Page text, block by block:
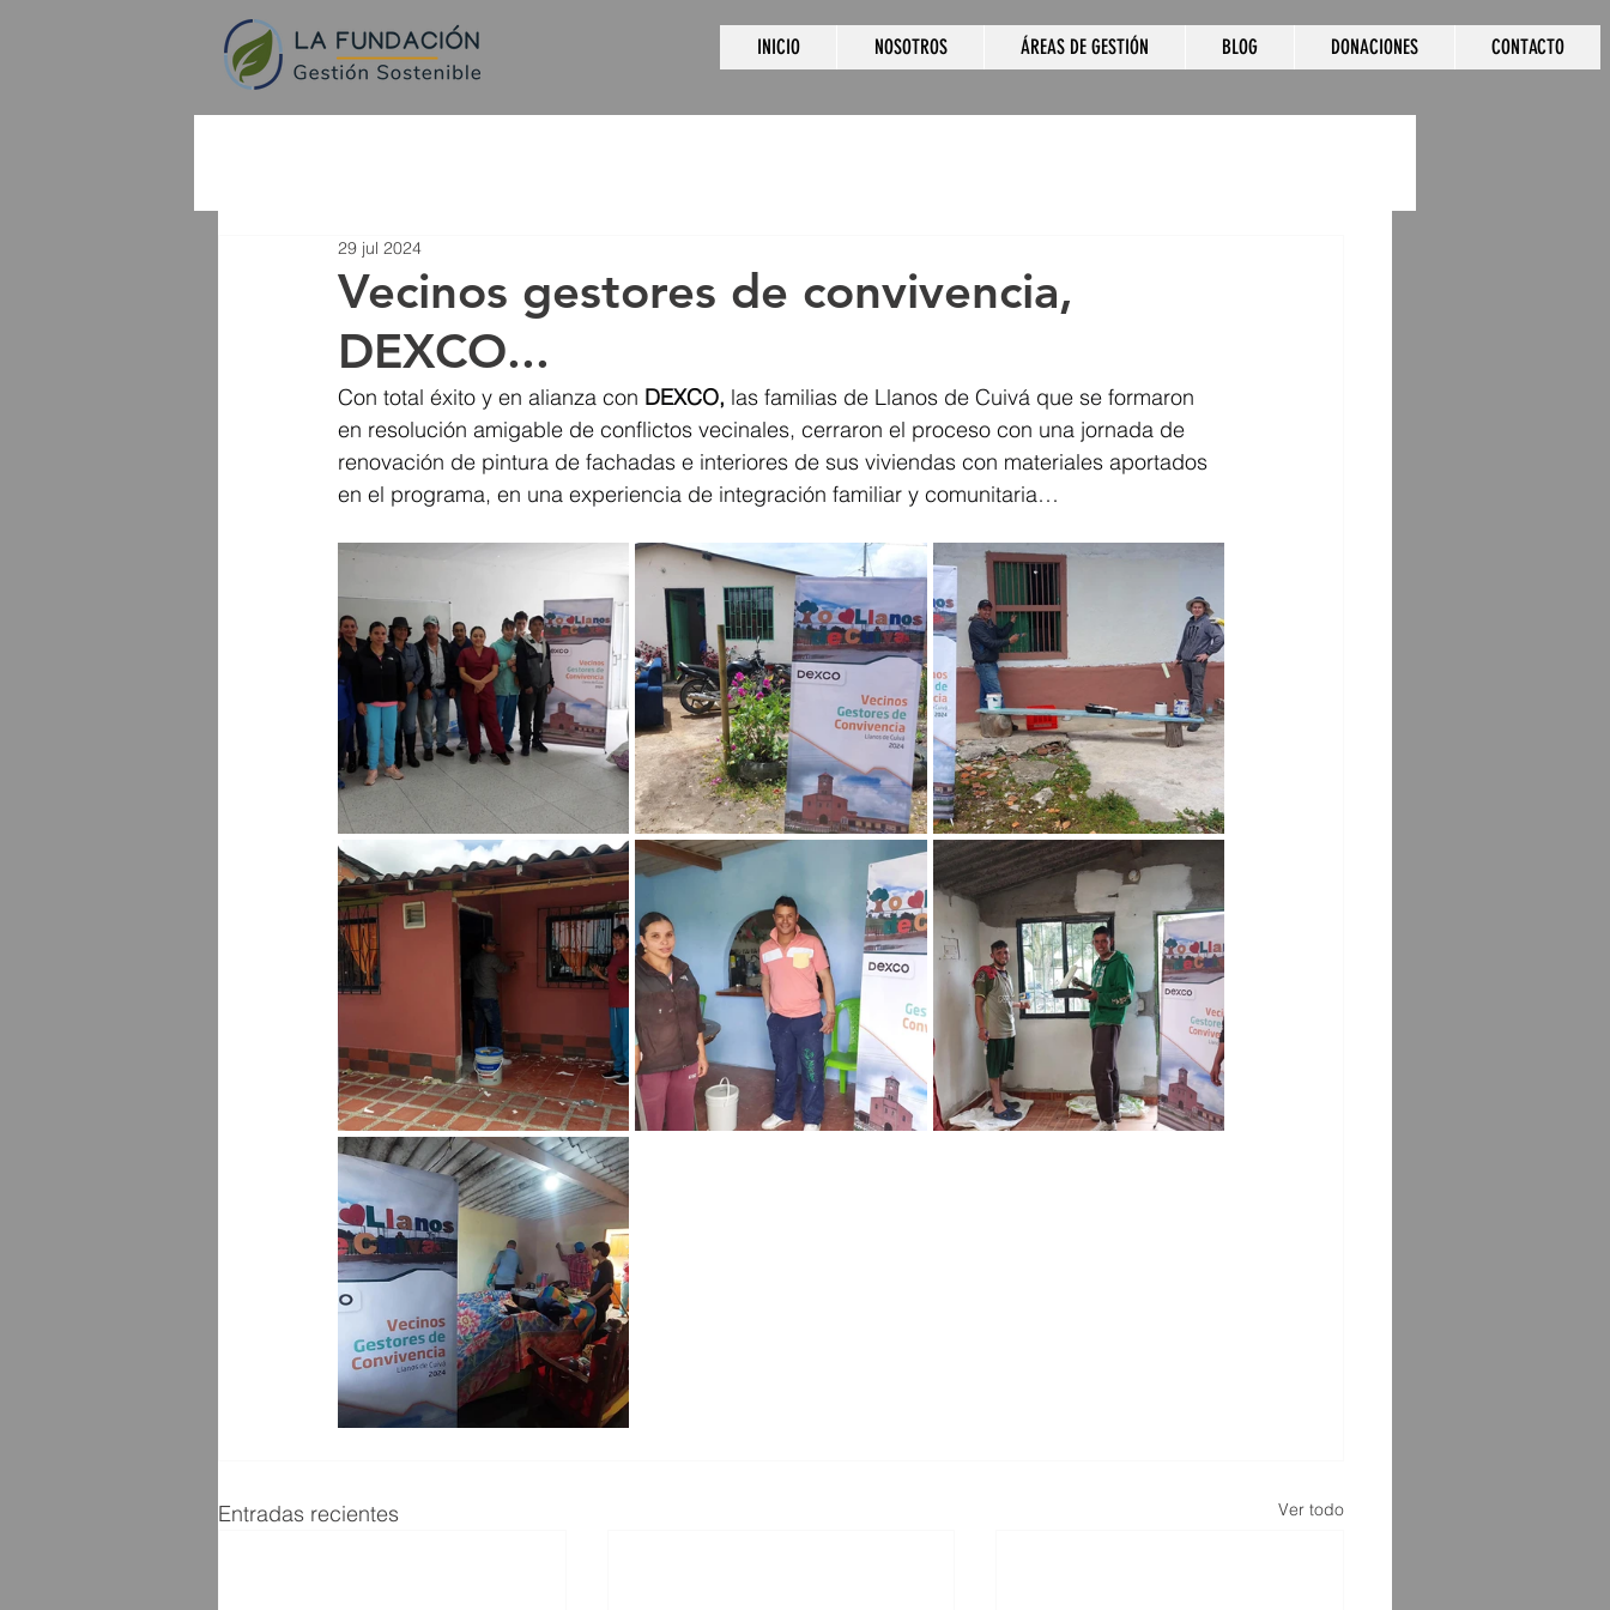
INICIO NOSOTROS ÁREAS DE GESTIÓN BLOG DONACIONES CONTACTO
Vecinos gestores de convivencia,
DEXCO...
29 jul 2024
Con total éxito y en alianza con DEXCO, las familias de Llanos de Cuivá que se formaron
en resolución amigable de conflictos vecinales, cerraron el proceso con una jornada de
renovación de pintura de fachadas e interiores de sus viviendas con materiales aportados
en el programa, en una experiencia de integración familiar y comunitaria…
Entradas recientes Ver todo